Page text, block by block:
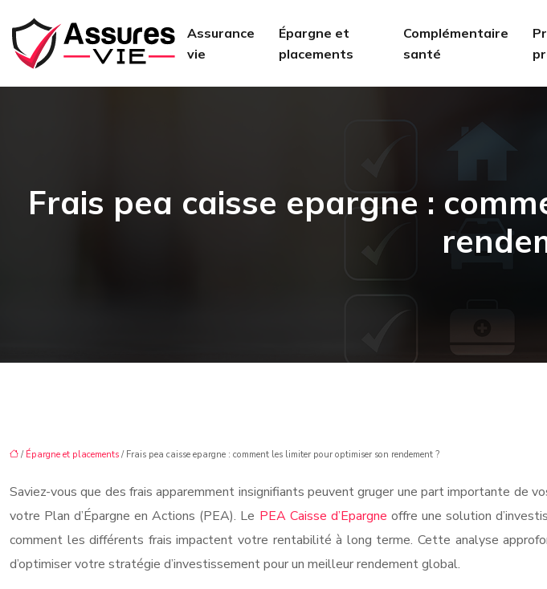
Assurance
vie
Épargne et
placements
Complémentaire
santé
Frais pea caisse epargne :
/ Épargne et placements / Frais pea caisse epargne : comment les limiter pour optimiser son rendement ?
Saviez-vous que des frais apparemment insignifiants peuvent gruger une part importante de
votre Plan d’Épargne en Actions (PEA). Le PEA Caisse d’Epargne offre une solution
comment les différents frais impactent votre rentabilité à long terme. Cette analyse
d’optimiser votre stratégie d’investissement pour un meilleur rendement global.